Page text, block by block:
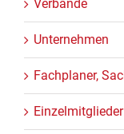
Verbände
Unternehmen
Fachplaner,
Einzelmitglieder